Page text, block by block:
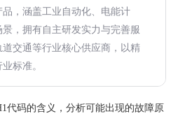
，涵盖工业自动化、电能计
，拥有自主研发实力与完善服
交通等行业核心供应商，以精
标准。
代码的含义，分析可能出现的故障原